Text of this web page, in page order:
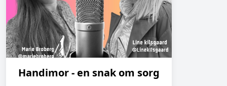
Handimor - en snak om sorg